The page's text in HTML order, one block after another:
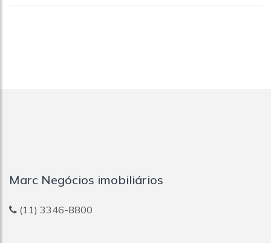
Marc Negócios imobiliários
(11) 3346-8800